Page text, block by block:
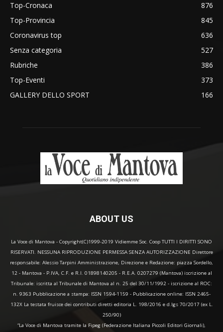
Top-Cronaca
876
Top-Provincia
845
Coronavirus top
636
Senza categoria
527
Rubriche
386
Top-Eventi
373
GALLERY DELLO SPORT
166
ABOUT US
La Voce di Mantova - Copyright(C)1999-2019 Vidiemme Soc. Coop TUTTI I DIRITTI SONO
RISERVATI. NESSUNA RIPRODUZIONE PERMESSA SENZA AUTORIZZAZIONE Direttore
responsabile: Alessio Tarpini Amministrazione, Direzione e Redazione: piazza Sordello,
12 - Mantova - P.IVA, C.F. e R.I. 01898140205 - R.E.A. 0207279 (Mantova) iscrizione al
Tribunale: iscritta al Tribunale di Mantova al n. 25 del 30/11/1992 - iscrizione al ROC:
n. 9363 Pubblicazione a stampa: ISSN 1594-1159 - Pubblicazione online: ISSN 2465-
132X La testata fruisce dei contributi diretti editoria L. 198/2016 e d.lgs 70/2017 (ex L.
250/90)
“La Voce di Mantova tramite la Fipeg (Federazione Italiana Piccoli Editori Giornali),